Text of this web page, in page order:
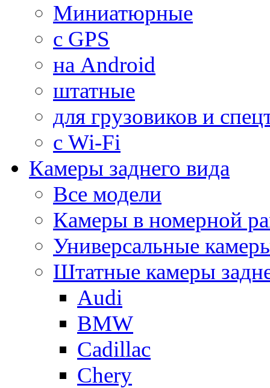
Миниатюрные
с GPS
на Android
штатные
для грузовиков и
с Wi-Fi
Камеры заднего вида
Все модели
Камеры в номерной
Универсальные
Штатные камеры
Audi
BMW
Cadillac
Chery